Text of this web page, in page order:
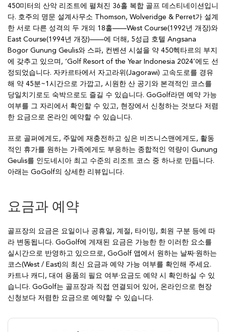
450미터의 산악 리조트에 펼쳐진 36홀 복합 골프 데스티네이션입니
다. 호주의 명문 설계사무소 Thomson, Wolveridge & Perret가 설계
한 서로 다른 성격의 두 개의 18홀——West Course(1992년 개장)와
East Course(1994년 개장)——에 더해, 5성급 호텔 Angsana
Bogor Gunung Geulis와 스파, 컨벤션 시설을 약 450헥타르의 부지
에 갖추고 있으며, ‘Golf Resort of the Year Indonesia 2024’에도 선
정되었습니다. 자카르타에서 자고라위(Jagorawi) 고속도로를 경유
해 약 45분~1시간으로 가깝고, 시원한 산 공기와 본격적인 코스를
당일치기로도 숙박으로도 즐길 수 있습니다. GoGolf라면 예약 가능
여부를 그 자리에서 확인할 수 있고, 현장에서 신청하는 것보다 저렴
한 요금으로 온라인 예약할 수 있습니다.
프로 골퍼에게도, 주말에 재충전하고 싶은 비즈니스맨에게도, 활동
적인 휴가를 원하는 가족에게도 부응하는 종합적인 역량이 Gunung
Geulis를 인도네시아 최고 수준의 리조트 코스 중 하나로 만듭니다.
아래는 GoGolf의 상세한 리뷰입니다.
요금과 예약
골프장의 요금은 요일이나 공휴일, 계절, 타이밍, 회원 구분 등에 따
라 변동됩니다. GoGolf에 게재된 요금은 가능한 한 이러한 요소를
실시간으로 반영하고 있으므로, GoGolf 앱에서 원하는 날짜·원하는
코스(West / East)의 최신 요금과 예약 가능 여부를 확인해 주세요.
카트나 캐디, 대여 용품의 필요 여부·요금도 예약 시 확인하실 수 있
습니다. GoGolf는 골프장과 직접 연결되어 있어, 온라인으로 현장
신청보다 저렴한 요금으로 예약할 수 있습니다.